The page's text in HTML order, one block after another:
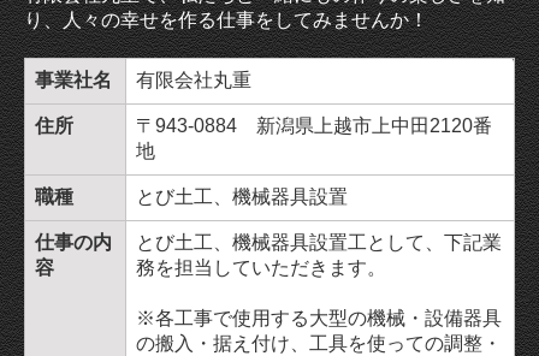
り、人々の幸せを作る仕事をしてみませんか！
事業社名 有限会社丸重
住所
〒943-0884 新潟県上越市上中田2120番
地
職種 とび土工、機械器具設置
仕事の内
容
とび土工、機械器具設置工として、下記業
務を担当していただきます。
※各工事で使用する大型の機械・設備器具
の搬入・据え付け、工具を使っての調整・